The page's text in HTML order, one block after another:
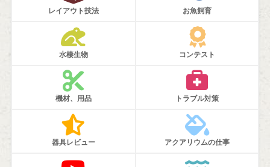
レイアウト技法 お魚飼育
水棲生物 コンテスト
機材、用品 トラブル対策
器具レビュー アクアリウムの仕事